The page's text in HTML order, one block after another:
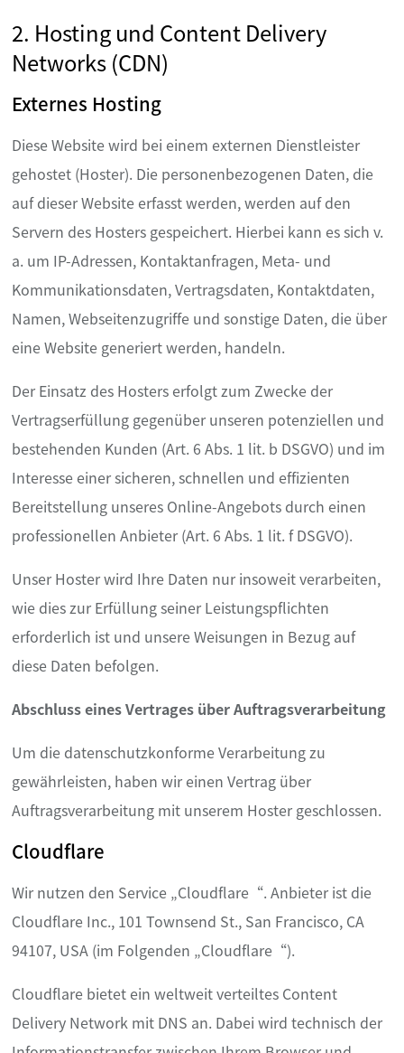
2. Hosting und Content Delivery
Networks (CDN)
Externes Hosting
Diese Website wird bei einem externen Dienstleister
gehostet (Hoster). Die personenbezogenen Daten, die
auf dieser Website erfasst werden, werden auf den
Servern des Hosters gespeichert. Hierbei kann es sich v.
a. um IP-Adressen, Kontaktanfragen, Meta- und
Kommunikationsdaten, Vertragsdaten, Kontaktdaten,
Namen, Webseitenzugriffe und sonstige Daten, die über
eine Website generiert werden, handeln.
Der Einsatz des Hosters erfolgt zum Zwecke der
Vertragserfüllung gegenüber unseren potenziellen und
bestehenden Kunden (Art. 6 Abs. 1 lit. b DSGVO) und im
Interesse einer sicheren, schnellen und effizienten
Bereitstellung unseres Online-Angebots durch einen
professionellen Anbieter (Art. 6 Abs. 1 lit. f DSGVO).
Unser Hoster wird Ihre Daten nur insoweit verarbeiten,
wie dies zur Erfüllung seiner Leistungspflichten
erforderlich ist und unsere Weisungen in Bezug auf
diese Daten befolgen.
Abschluss eines Vertrages über Auftragsverarbeitung
Um die datenschutzkonforme Verarbeitung zu
gewährleisten, haben wir einen Vertrag über
Auftragsverarbeitung mit unserem Hoster geschlossen.
Cloudflare
Wir nutzen den Service „Cloudflare“. Anbieter ist die
Cloudflare Inc., 101 Townsend St., San Francisco, CA
94107, USA (im Folgenden „Cloudflare“).
Cloudflare bietet ein weltweit verteiltes Content
Delivery Network mit DNS an. Dabei wird technisch der